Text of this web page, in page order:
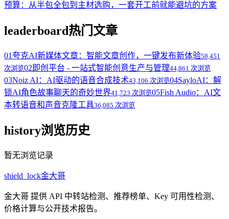
预算：从半包全包到主材选购，一套开工前就能避坑的方案
leaderboard热门文章
01夸克AI新媒体文章：智能文章创作，一键发布新体验58,451
次浏览02 即创平台 - 一站式智能创意生产与管理44,861 次浏览
03Noiz AI：AI驱动的语音合成技术43,106 次浏览04SayloAI：解
锁AI角色故事聊天的奇妙世界41,723 次浏览05Fish Audio：AI文
本转语音和声音克隆工具36,085 次浏览
history浏览历史
暂无浏览记录
shield_lock金大哥
金大哥 提供 API 中转站检测、推荐榜单、Key 可用性检测、
价格计算与公开技术报告。